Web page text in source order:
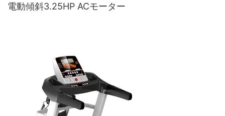
電動傾斜3.25HP ACモーター